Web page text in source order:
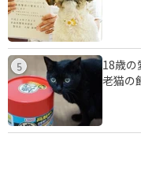
5
18歳
老猫の